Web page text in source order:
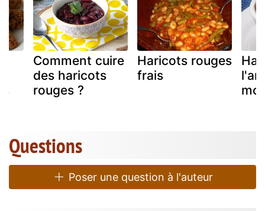
Comment cuire
des haricots
rouges ?
Haricots rouges
frais
Questions
Poser une question à l'auteur